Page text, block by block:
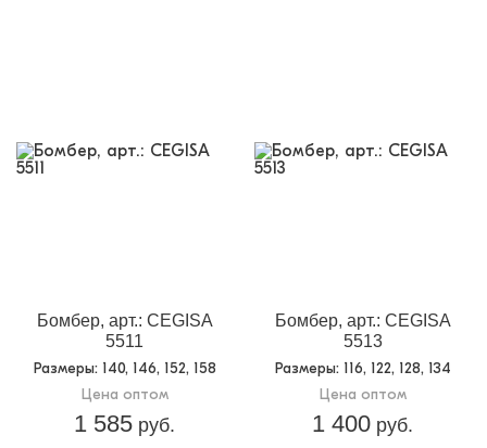
Бомбер, арт.: CEGISA
5511
Размеры: 140, 146, 152, 158
Цена оптом
1 585 руб.
Бомбер, арт.: CEGISA
5513
Размеры: 116, 122, 128, 134
Цена оптом
1 400 руб.